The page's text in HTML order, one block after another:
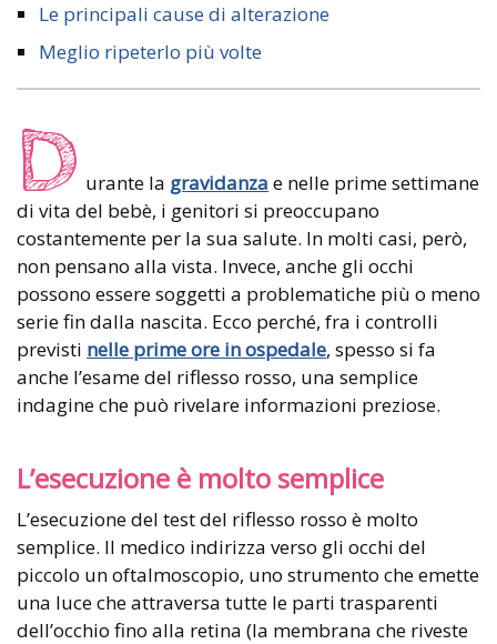
Le principali cause di alterazione
Meglio ripeterlo più volte
D urante la gravidanza e nelle prime settimane
di vita del bebè, i genitori si preoccupano
costantemente per la sua salute. In molti casi, però,
non pensano alla vista. Invece, anche gli occhi
possono essere soggetti a problematiche più o meno
serie fin dalla nascita. Ecco perché, fra i controlli
previsti nelle prime ore in ospedale, spesso si fa
anche l’esame del riflesso rosso, una semplice
indagine che può rivelare informazioni preziose.
L’esecuzione è molto semplice
L’esecuzione del test del riflesso rosso è molto
semplice. Il medico indirizza verso gli occhi del
piccolo un oftalmoscopio, uno strumento che emette
una luce che attraversa tutte le parti trasparenti
dell’occhio fino alla retina (la membrana che riveste